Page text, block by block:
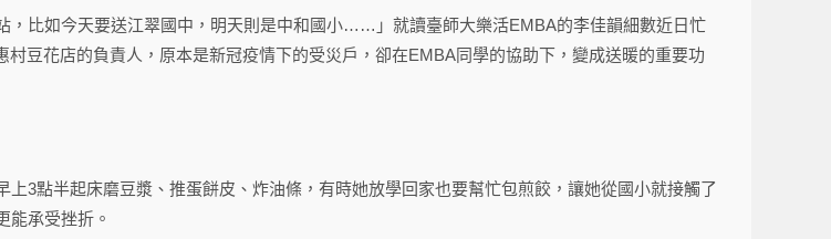
，比如今天要送江翠國中，明天則是中和國小……」就讀臺師大樂活EMBA的李佳韻細數近日忙
豆花店的負責人，原本是新冠疫情下的受災戶，卻在EMBA同學的協助下，變成送暖的重要功
3點半起床磨豆漿、推蛋餅皮、炸油條，有時她放學回家也要幫忙包煎餃，讓她從國小就接觸了
能承受挫折。